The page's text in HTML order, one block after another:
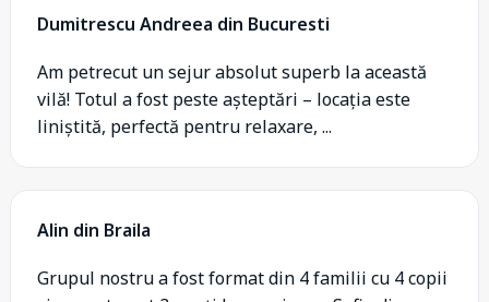
Dumitrescu Andreea din Bucuresti
Am petrecut un sejur absolut superb la această
vilă! Totul a fost peste așteptări – locația este
liniștită, perfectă pentru relaxare, ...
Alin din Braila
Grupul nostru a fost format din 4 familii cu 4 copii